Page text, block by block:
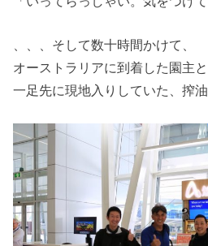
、、、そして数十時間かけて、
オーストラリアに到着した園主
一足先に現地入りしていた、搾